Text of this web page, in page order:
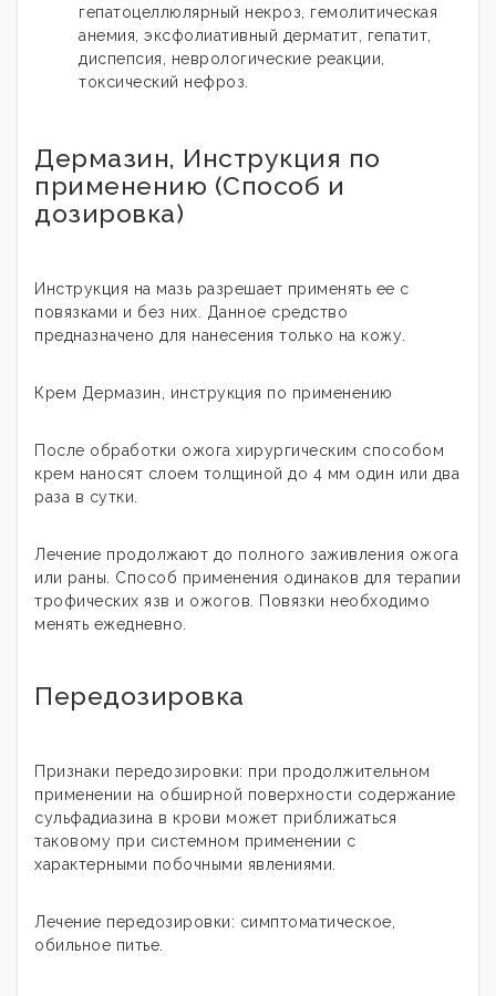
гепатоцеллюлярный некроз, гемолитическая
анемия, эксфолиативный дерматит, гепатит,
диспепсия, неврологические реакции,
токсический нефроз.
Дермазин, Инструкция по
применению (Способ и
дозировка)
Инструкция на мазь разрешает применять ее с
повязками и без них. Данное средство
предназначено для нанесения только на кожу.
Крем Дермазин, инструкция по применению
После обработки ожога хирургическим способом
крем наносят слоем толщиной до 4 мм один или два
раза в сутки.
Лечение продолжают до полного заживления ожога
или раны. Способ применения одинаков для терапии
трофических язв и ожогов. Повязки необходимо
менять ежедневно.
Передозировка
Признаки передозировки: при продолжительном
применении на обширной поверхности содержание
сульфадиазина в крови может приближаться
таковому при системном применении с
характерными побочными явлениями.
Лечение передозировки: симптоматическое,
обильное питье.